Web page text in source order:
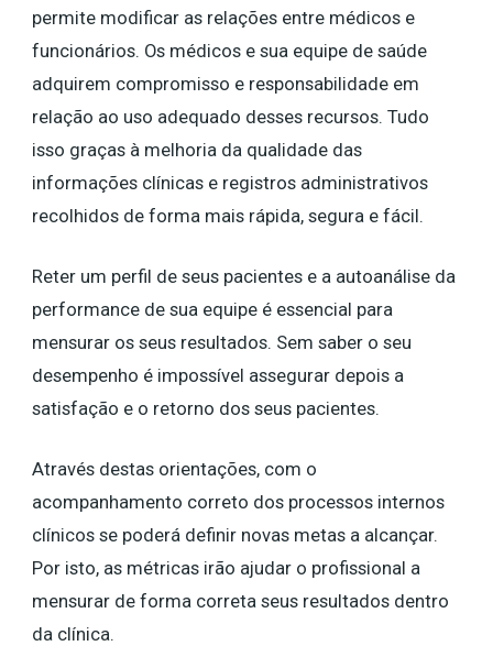
permite modificar as relações entre médicos e
funcionários. Os médicos e sua equipe de saúde
adquirem compromisso e responsabilidade em
relação ao uso adequado desses recursos. Tudo
isso graças à melhoria da qualidade das
informações clínicas e registros administrativos
recolhidos de forma mais rápida, segura e fácil.
Reter um perfil de seus pacientes e a autoanálise da
performance de sua equipe é essencial para
mensurar os seus resultados. Sem saber o seu
desempenho é impossível assegurar depois a
satisfação e o retorno dos seus pacientes.
Através destas orientações, com o
acompanhamento correto dos processos internos
clínicos se poderá definir novas metas a alcançar.
Por isto, as métricas irão ajudar o profissional a
mensurar de forma correta seus resultados dentro
da clínica.